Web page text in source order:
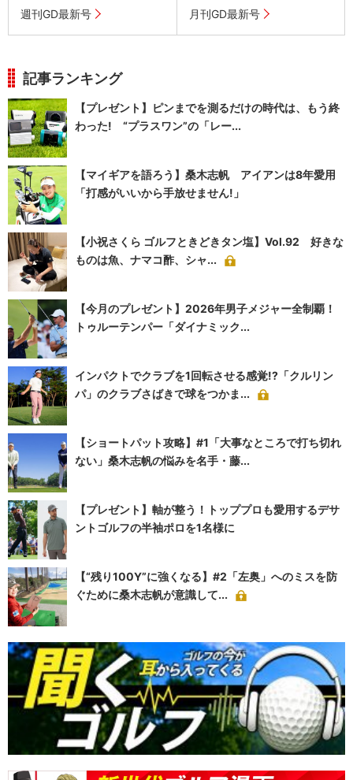
週刊GD最新号 月刊GD最新号
記事ランキング
【プレゼント】ピンまでを測るだけの時代は、もう終
わった! “プラスワン”の「レー...
【マイギアを語ろう】桑木志帆 アイアンは8年愛用
「打感がいいから手放せません!」
【小祝さくら ゴルフときどきタン塩】Vol.92 好きな
ものは魚、ナマコ酢、シャ...
【今月のプレゼント】2026年男子メジャー全制覇！
トゥルーテンパー「ダイナミック...
インパクトでクラブを1回転させる感覚!?「クルリン
パ」のクラブさばきで球をつかま...
【ショートパット攻略】#1「大事なところで打ち切れ
ない」桑木志帆の悩みを名手・藤...
【プレゼント】軸が整う！トッププロも愛用するデサ
ントゴルフの半袖ポロを1名様に
【“残り100Y”に強くなる】#2「左奥」へのミスを防
ぐために桑木志帆が意識して...